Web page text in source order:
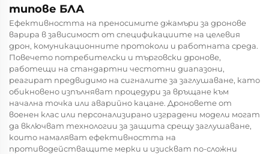
типове БЛА
Ефективността на преносимите джамъри за дронове
варира в зависимост от спецификациите на целевия
дрон, комуникационните протоколи и работната среда.
Повечето потребителски и търговски дронове,
работещи на стандартни честотни диапазони,
реагират предвидимо на сигналите за заглушаване, като
обикновено изпълняват процедури за връщане към
начална точка или аварийно кацане. Дроновете от
военен клас или персонализирано изградени модели могат
да включват технологии за защита срещу заглушаване,
които намаляват ефективността на
противодействащите мерки и изискват по-сложни